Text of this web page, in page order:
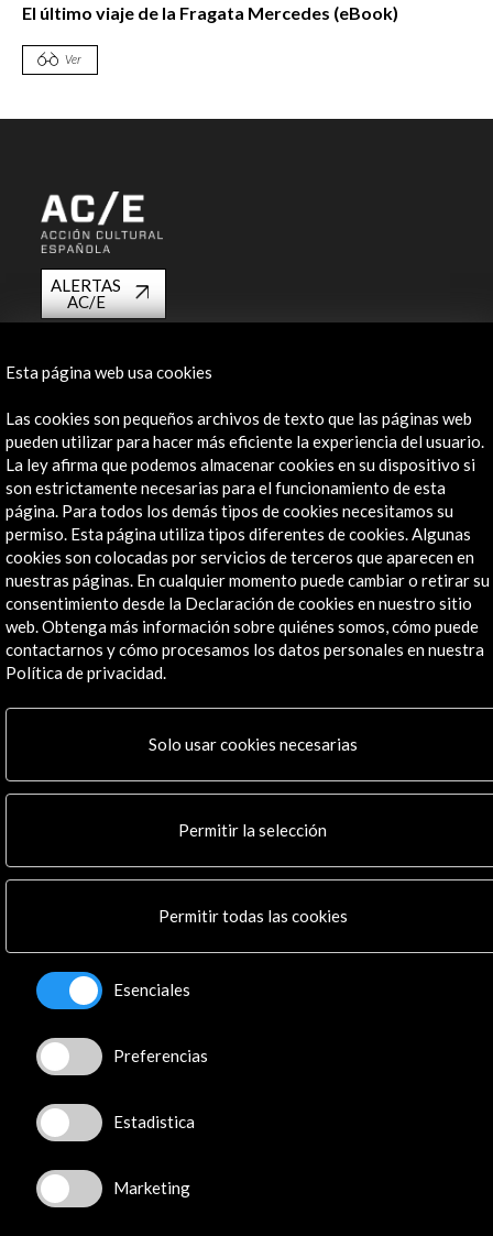
El último viaje de la Fragata Mercedes (eBook)
Ver
ALERTAS
AC/E
Contacta
+34 91 700 4000
José Abascal, 4 - 4º
28003 Madrid, España
Canales de contacto
Explora
Institucional
Actividades
Programa PICE
Residencias
Cultura en Red
Logo y crédito a AC/E
Conecta
(Twitter)
Instagram
LinkedIn
Facebook
Spotify
Flickr
TikTok
Esta página web usa cookies
Las cookies son pequeños archivos de texto que las páginas web
pueden utilizar para hacer más eficiente la experiencia del usuario.
La ley afirma que podemos almacenar cookies en su dispositivo si
son estrictamente necesarias para el funcionamiento de esta
página. Para todos los demás tipos de cookies necesitamos su
permiso. Esta página utiliza tipos diferentes de cookies. Algunas
cookies son colocadas por servicios de terceros que aparecen en
nuestras páginas. En cualquier momento puede cambiar o retirar su
consentimiento desde la Declaración de cookies en nuestro sitio
web. Obtenga más información sobre quiénes somos, cómo puede
contactarnos y cómo procesamos los datos personales en nuestra
Política de privacidad.
Solo usar cookies necesarias
Permitir la selección
Permitir todas las cookies
Esenciales
Preferencias
Estadistica
Marketing